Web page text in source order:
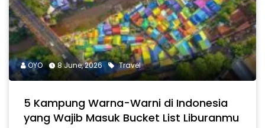
OYO 8 June, 2026 Travel
5 Kampung Warna-Warni di Indonesia
yang Wajib Masuk Bucket List Liburanmu